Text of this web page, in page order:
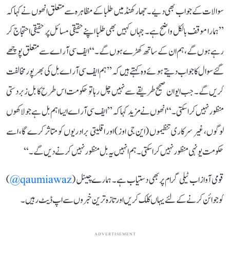
سوالات کے جواب بھی دیے۔ جھارکھنڈ میں طلبا کے مظاہرہ سے متعلق انھوں نے کہا کہ
’’ہمارا موقف بالکل واضح ہے۔ جہاں کہیں بھی طلبا اپنے حقیقی مسائل پر حقیقی احتجاج کر
رہے ہوں گے، ہم ان کے ساتھ کھڑے ہوں گے۔‘‘ ایف سی آر اے سے متعلق پوچھے
گئے سوال کا جواب دیتے ہوئے وہ کہتے ہیں کہ ’’ہم ایف سی آر اے بل کی بھرپور مخالفت
کریں گے۔ جب ایوان صحیح طریقے سے نہیں چل رہا تو حکومت اس طرح کا بل زبردستی
منظور نہیں کرا سکتی۔‘‘ انھوں نے مزید کہا کہ ’’ایف سی آر اے ایسا اہم بل ہے جو لاکھوں
لوگوں، غیر سرکاری تنظیموں (این جی اوز) اور اقلیتی برادریوں کو متاثر کرے گا، اسے
حکومت یونہی منظور نہیں کرا سکتی۔ ہم انہیں یہ بل منظور نہیں کرنے دیں گے۔‘‘
قومی آواز اب ٹیلی گرام پر بھی دستیاب ہے۔ ہمارے چینل (qaumiawaz@
)
کو جوائن کرنے کے لئے یہاں کلک کریں اور تازہ ترین خبروں سے اپ ڈیٹ رہیں۔
ADVERTISEMENT